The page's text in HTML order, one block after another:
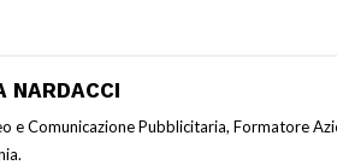
NARDACCI
e Comunicazione Pubblicitaria, Formatore